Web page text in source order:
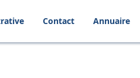
Contact Annuaire